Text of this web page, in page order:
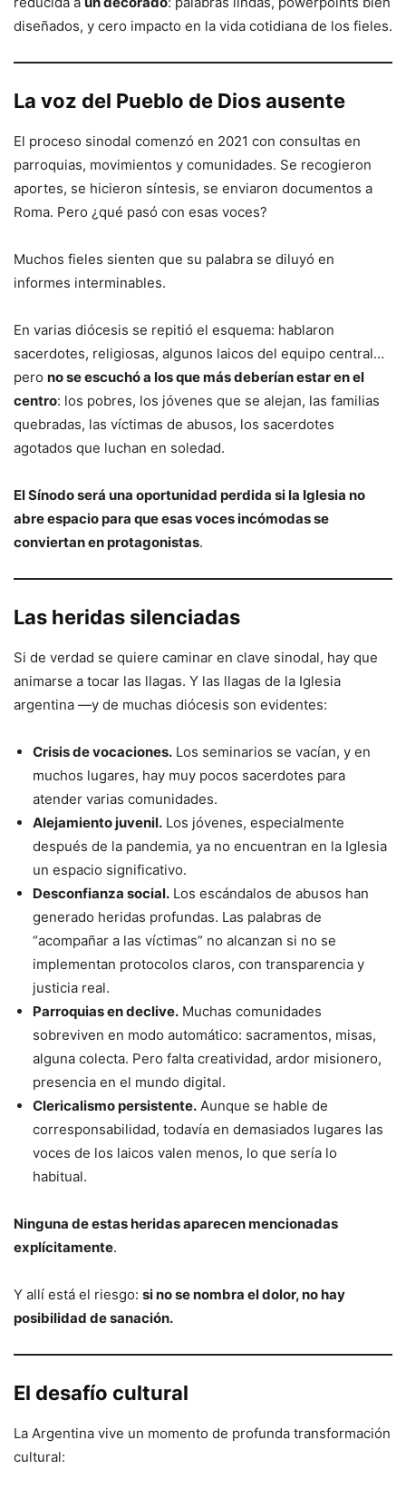
diseñados, y cero impacto en la vida cotidiana de los fieles.
La voz del Pueblo de Dios ausente
El proceso sinodal comenzó en 2021 con consultas en
parroquias, movimientos y comunidades. Se recogieron
aportes, se hicieron síntesis, se enviaron documentos a
Roma. Pero ¿qué pasó con esas voces?
Muchos fieles sienten que su palabra se diluyó en
informes interminables.
En varias diócesis se repitió el esquema: hablaron
sacerdotes, religiosas, algunos laicos del equipo central…
pero no se escuchó a los que más deberían estar en el
centro: los pobres, los jóvenes que se alejan, las familias
quebradas, las víctimas de abusos, los sacerdotes
agotados que luchan en soledad.
El Sínodo será una oportunidad perdida si la Iglesia no
abre espacio para que esas voces incómodas se
conviertan en protagonistas.
Las heridas silenciadas
Si de verdad se quiere caminar en clave sinodal, hay que
animarse a tocar las llagas. Y las llagas de la Iglesia
argentina —y de muchas diócesis son evidentes:
Crisis de vocaciones. Los seminarios se vacían, y en
muchos lugares, hay muy pocos sacerdotes para
atender varias comunidades.
Alejamiento juvenil. Los jóvenes, especialmente
después de la pandemia, ya no encuentran en la Iglesia
un espacio significativo.
Desconfianza social. Los escándalos de abusos han
generado heridas profundas. Las palabras de
“acompañar a las víctimas” no alcanzan si no se
implementan protocolos claros, con transparencia y
justicia real.
Parroquias en declive. Muchas comunidades
sobreviven en modo automático: sacramentos, misas,
alguna colecta. Pero falta creatividad, ardor misionero,
presencia en el mundo digital.
Clericalismo persistente. Aunque se hable de
corresponsabilidad, todavía en demasiados lugares las
voces de los laicos valen menos, lo que sería lo
habitual.
Ninguna de estas heridas aparecen mencionadas
explícitamente.
Y allí está el riesgo: si no se nombra el dolor, no hay
posibilidad de sanación.
El desafío cultural
La Argentina vive un momento de profunda transformación
cultural: